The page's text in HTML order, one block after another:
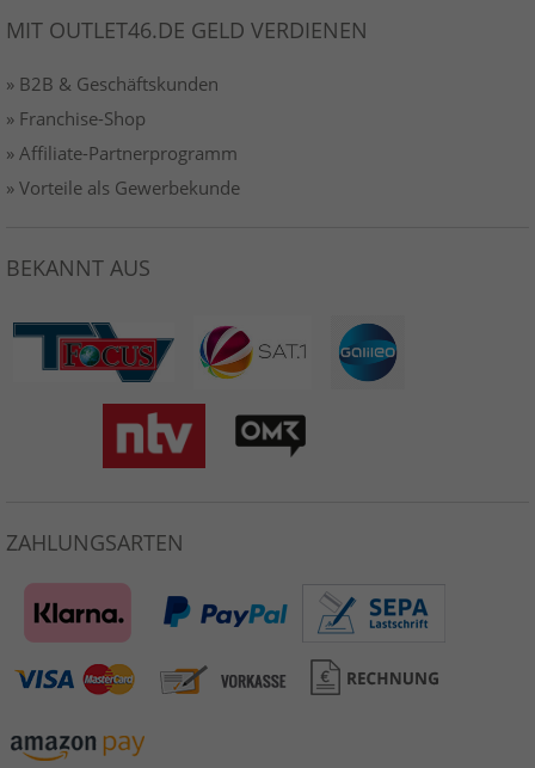
MIT OUTLET46.DE GELD VERDIENEN
» B2B & Geschäftskunden
» Franchise-Shop
» Affiliate-Partnerprogramm
» Vorteile als Gewerbekunde
BEKANNT AUS
ZAHLUNGSARTEN